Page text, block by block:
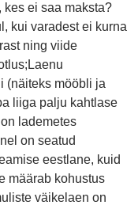
ei saa maksta?
kui varadest ei kurna
ning viide
(näiteks mööbli ja
liiga palju kahtlase
lademetes
on seatud
eestlane, kuid
määrab kohustus
väikelaen on